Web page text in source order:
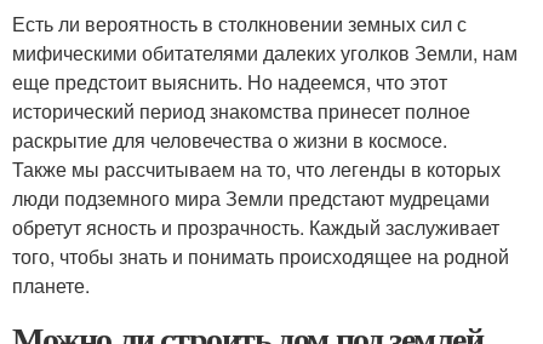
Есть ли вероятность в столкновении земных сил с
мифическими обитателями далеких уголков Земли, нам
еще предстоит выяснить. Но надеемся, что этот
исторический период знакомства принесет полное
раскрытие для человечества о жизни в космосе.
Также мы рассчитываем на то, что легенды в которых
люди подземного мира Земли предстают мудрецами
обретут ясность и прозрачность. Каждый заслуживает
того, чтобы знать и понимать происходящее на родной
планете.